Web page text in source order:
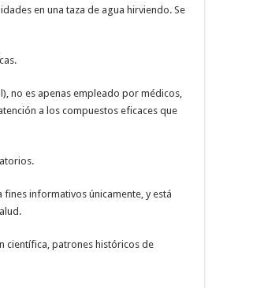
en una taza de agua hirviendo. Se
no es apenas empleado por médicos,
a los compuestos eficaces que
informativos únicamente, y está
científica, patrones históricos de